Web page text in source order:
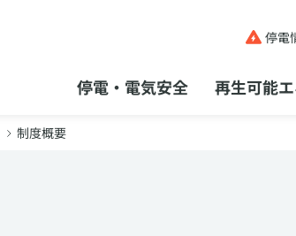
停電・電気安全 再生可能
停電
制度概要